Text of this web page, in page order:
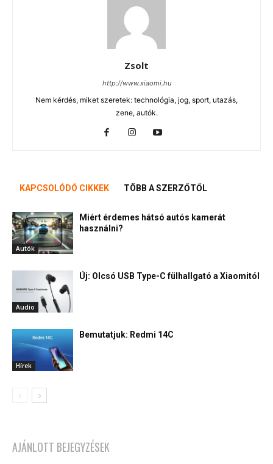
Zsolt
http://www.xiaomi.hu
Nem kérdés, miket szeretek: technológia, jog, sport, utazás,
zene, autók.
KAPCSOLÓDÓ CIKKEK TÖBB A SZERZŐTŐL
Autók
Miért érdemes hátsó autós kamerát
használni?
Audio
Új: Olcsó USB Type-C fülhallgató a Xiaomitól
Hírek
Bemutatjuk: Redmi 14C
AJÁNLOTT BEJEGYZÉSEK